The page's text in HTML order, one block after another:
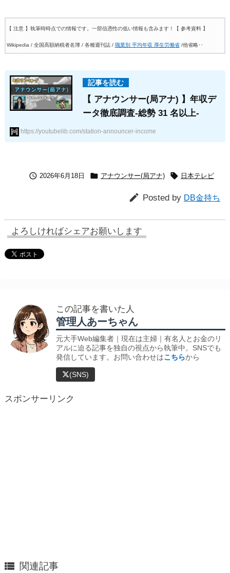
【 注意 】執筆時時点での情報です。一部信憑性の低い情報も含みます！ 【 参考資料 】
Wikipedia / 全国高額納税者名簿 / 各種週刊誌 / 職業別 平均年収 厚生労働省/他省略‥
【 アナウンサー(局アナ) 】年収デ
ータ徹底調査-総勢 31 名以上-
https://youtubelib.com/station-announcer-income
 2026年6月18日  アナウンサー(局アナ)  日本テレビ
 Posted by DB金持ち
よろしければシェアお願いします
この記事を書いた人
管理人あーちゃん
元大手Web編集者｜現在は主婦｜有名人とお金のリ
アルに迫る記事を独自の視点から執筆中。SNSでも
発信しています。お問い合わせはこちらから
(SNS)
スポンサーリンク
 関連記事